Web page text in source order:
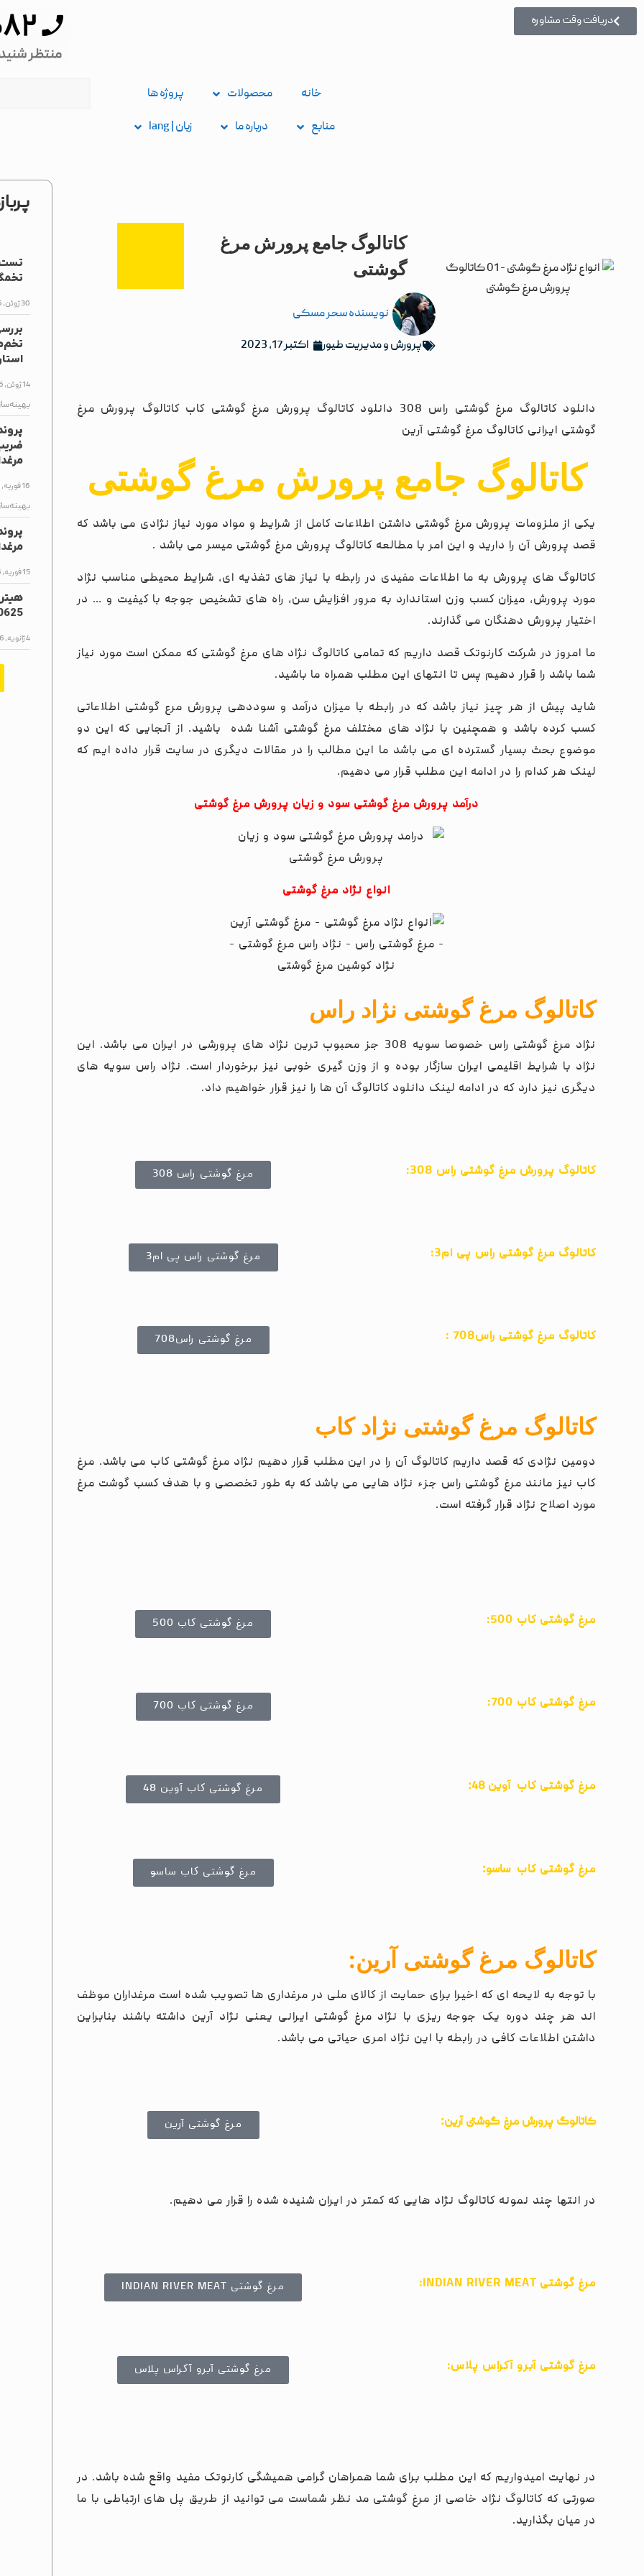
دریافت وقت مشاوره
خانه محصولات پروژه ها
منابع درباره ما زبان | lang
کاتالوگ جامع پرورش مرغ
گوشتی
نویسندهسحر مسکی
پرورش و مدیریت طیور
اکتبر 17, 2023
دانلود کاتالوگ مرغ گوشتی راس 308 دانلود کاتالوگ پرورش مرغ گوشتی کاب کاتالوگ پرورش مرغ
گوشتی ایرانی کاتالوگ مرغ گوشتی آرین
کاتالوگ جامع پرورش مرغ گوشتی
یکی از ملزومات پرورش مرغ گوشتی داشتن اطلاعات کامل از شرایط و مواد مورد نیاز نژادی می باشد که
قصد پرورش آن را دارید و این امر با مطالعه کاتالوگ پرورش مرغ گوشتی میسر می باشد .
کاتالوگ های پرورش به ما اطلاعات مفیدی در رابطه با نیاز های تغذیه ای، شرایط محیطی مناسب نژاد
مورد پرورش، میزان کسب وزن استاندارد به مرور افزایش سن، راه های تشخیص جوجه با کیفیت و … در
اختیار پرورش دهنگان می گذارند.
ما امروز در شرکت کارنوتک قصد داریم که تمامی کاتالوگ نژاد های مرغ گوشتی که ممکن است مورد نیاز
شما باشد را قرار دهیم پس تا انتهای این مطلب همراه ما باشید.
شاید پیش از هر چیز نیاز باشد که در رابطه با میزان درآمد و سوددهی پرورش مرع گوشتی اطلاعاتی
کسب کرده باشد و همچنین با نژاد های مختلف مرغ گوشتی آشنا شده باشید. از آنجایی که این دو
موضوع بحث بسیار گسترده ای می باشد ما این مطالب را در مقالات دیگری در سایت قرار داده ایم که
لینک هر کدام را در ادامه این مطلب قرار می دهیم.
درآمد پرورش مرغ گوشتی سود و زیان پرورش مرغ گوشتی
انواع نژاد مرغ گوشتی
کاتالوگ مرغ گوشتی نژاد راس
نژاد مرغ گوشتی راس خصوصا سویه 308 جز محبوب ترین نژاد های پرورشی در ایران می باشد. این
نژاد با شرایط اقلیمی ایران سازگار بوده و از وزن گیری خوبی نیز برخوردار است. نژاد راس سویه های
دیگری نیز دارد که در ادامه لینک دانلود کاتالوگ آن ها را نیز قرار خواهیم داد.
کاتالوگ پرورش مرغ گوشتی راس 308: مرغ گوشتی راس 308
کاتالوگ مرغ گوشتی راس پی ام3: مرغ گوشتی راس پی ام3
کاتالوگ مرغ گوشتی راس708 : مرغ گوشتی راس708
کاتالوگ مرغ گوشتی نژاد کاب
دومین نژادی که قصد داریم کاتالوگ آن را در این مطلب قرار دهیم نژاد مرغ گوشتی کاب می باشد. مرغ
کاب نیز مانند مرغ گوشتی راس جزء نژاد هایی می باشد که به طور تخصصی و با هدف کسب گوشت مرغ
مورد اصلاح نژاد قرار گرفته است.
مرغ گوشتی کاب 500: مرغ گوشتی کاب 500
مرغ گوشتی کاب 700: مرغ گوشتی کاب 700
مرغ گوشتی کاب آوین 48 : مرغ گوشتی کاب آوین 48
مرغ گوشتی کاب ساسو: مرغ گوشتی کاب ساسو
کاتالوگ مرغ گوشتی آرین:
با توجه به لایحه ای که اخیرا برای حمایت از کالای ملی در مرغداری ها تصویب شده است مرغداران موظف
اند هر چند دوره یک جوجه ریزی با نژاد مرغ گوشتی ایرانی یعنی نژاد آرین داشته باشند بنابراین
داشتن اطلاعات کافی در رابطه با این نژاد امری حیاتی می باشد.
کاتالوگ پرورش مرغ گوشتی آرین: مرغ گوشتی آرین
در انتها چند نمونه کاتالوگ نژاد هایی که کمتر در ایران شنیده شده را قرار می دهیم.
مرغ گوشتی INDIAN RIVER MEAT: مرغ گوشتی INDIAN RIVER MEAT
مرغ گوشتی آبرو آکراس پلاس: مرغ گوشتی آبرو آکراس پلاس
در نهایت امیدواریم که این مطلب برای شما همراهان گرامی همیشگی کارنوتک مفید واقع شده باشد. در
صورتی که کاتالوگ نژاد خاصی از مرغ گوشتی مد نظر شماست می توانید از طریق پل های ارتباطی با ما
در میان بگذارید.
تست
30 ژوئن, 2026
14 ژوئن, 2026
16 فوریه, 2026
15 فوریه, 2026
4 ژانویه, 2026